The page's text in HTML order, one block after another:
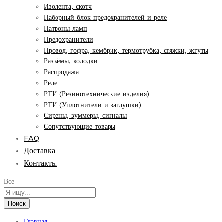
Изолента, скотч
Наборный блок предохранителей и реле
Патроны ламп
Предохранители
Провод, гофра, кембрик, термотрубка, стяжки, жгуты
Разъёмы, колодки
Распродажа
Реле
РТИ (Резинотехнические изделия)
РТИ (Уплотнители и заглушки)
Сирены, зуммеры, сигналы
Сопутствующие товары
FAQ
Доставка
Контакты
Все
Поиск